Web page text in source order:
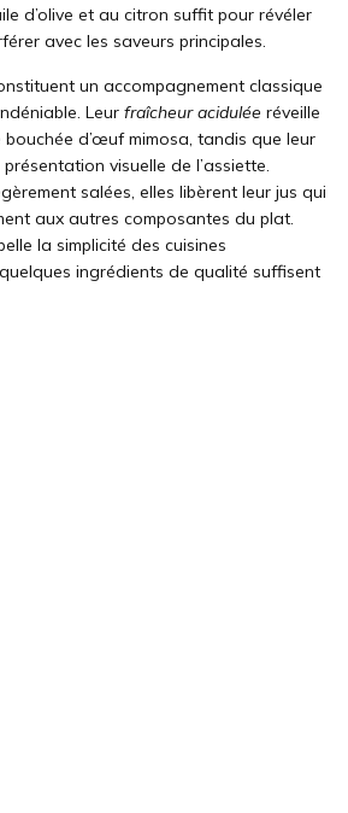
d’olive et au citron suffit pour révéler
avec les saveurs principales.
un accompagnement classique
Leur fraîcheur acidulée réveille
d’œuf mimosa, tandis que leur
visuelle de l’assiette.
salées, elles libèrent leur jus qui
aux autres composantes du plat.
la simplicité des cuisines
ingrédients de qualité suffisent